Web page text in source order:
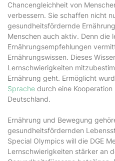
Chancengleichheit von
verbessern. Sie schaffen nicht
gesundheitsfördernde
Menschen auch aktiv. Denn die
Ernährungsempfehlungen
Ernährungswissen. Dieses
Lernschwierigkeiten
Ernährung geht. Ermöglicht
Sprache durch eine
Deutschland.
Ernährung und Bewegung
gesundheitsfördernden
Special Olympics will die DGE
Lernschwierigkeiten stärker an